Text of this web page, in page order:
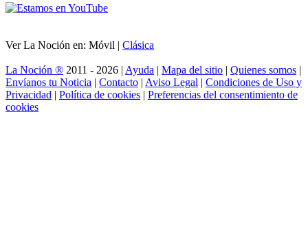
Ver La Noción en: Móvil | Clásica
La Noción ® 2011 - 2026 | Ayuda | Mapa del sitio | Quienes somos |
Envíanos tu Noticia | Contacto | Aviso Legal | Condiciones de Uso y
Privacidad | Política de cookies | Preferencias del consentimiento de
cookies